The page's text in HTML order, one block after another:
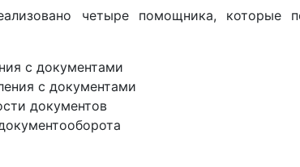
четыре помощника, которые
с документами
с документами
документов